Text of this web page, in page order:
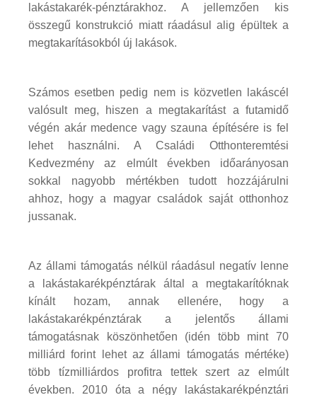
lakástakarék-pénztárakhoz. A jellemzően kis
összegű konstrukció miatt ráadásul alig épültek a
megtakarításokból új lakások.
Számos esetben pedig nem is közvetlen lakáscél
valósult meg, hiszen a megtakarítást a futamidő
végén akár medence vagy szauna építésére is fel
lehet használni. A Családi Otthonteremtési
Kedvezmény az elmúlt években időarányosan
sokkal nagyobb mértékben tudott hozzájárulni
ahhoz, hogy a magyar családok saját otthonhoz
jussanak.
Az állami támogatás nélkül ráadásul negatív lenne
a lakástakarékpénztárak által a megtakarítóknak
kínált hozam, annak ellenére, hogy a
lakástakarékpénztárak a jelentős állami
támogatásnak köszönhetően (idén több mint 70
milliárd forint lehet az állami támogatás mértéke)
több tízmilliárdos profitra tettek szert az elmúlt
években. 2010 óta a négy lakástakarékpénztári